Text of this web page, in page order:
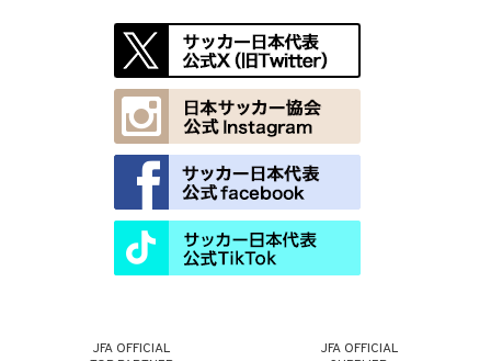
JFA OFFICIAL
JFA OFFICIAL